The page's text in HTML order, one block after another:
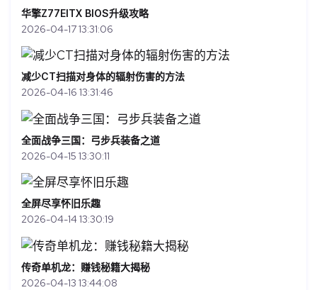
华擎Z77EITX BIOS升级攻略
2026-04-17 13:31:06
减少CT扫描对身体的辐射伤害的方法
2026-04-16 13:31:46
全面战争三国：弓步兵装备之道
2026-04-15 13:30:11
全屏尽享怀旧乐趣
2026-04-14 13:30:19
传奇单机龙：赚钱秘籍大揭秘
2026-04-13 13:44:08